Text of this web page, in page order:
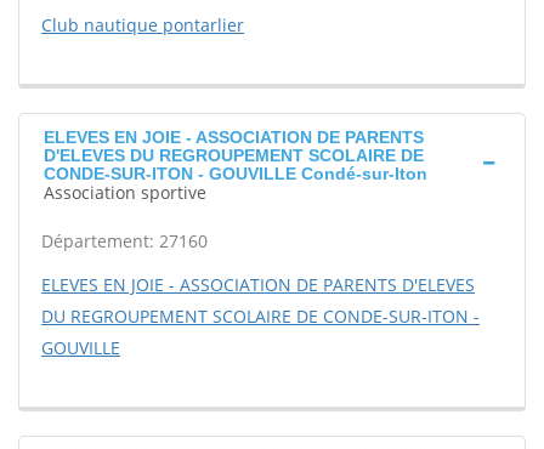
Club nautique pontarlier
ELEVES EN JOIE - ASSOCIATION DE PARENTS
D'ELEVES DU REGROUPEMENT SCOLAIRE DE
CONDE-SUR-ITON - GOUVILLE Condé-sur-Iton
Association sportive
Département: 27160
ELEVES EN JOIE - ASSOCIATION DE PARENTS D'ELEVES
DU REGROUPEMENT SCOLAIRE DE CONDE-SUR-ITON -
GOUVILLE